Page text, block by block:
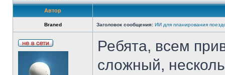
Автор
Braned Заголовок сообщения: ИИ для планирования
Ребята, всем
сложный,